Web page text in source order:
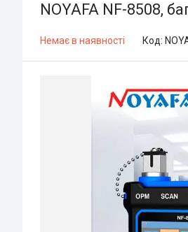
NOYAFA NF-8508,
Немає в наявності Код: